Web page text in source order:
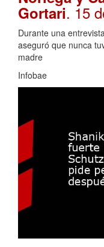
Gortari. 15
Durante una
aseguró que nunca
madre
Infobae